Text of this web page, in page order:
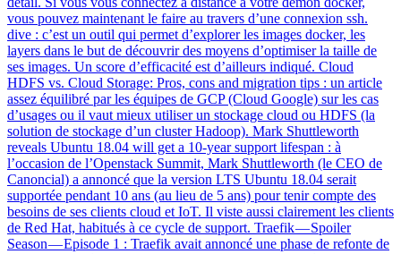
vous pouvez maintenant le faire au travers d’une connexion ssh.
dive : c’est un outil qui permet d’explorer les images docker, les
layers dans le but de découvrir des moyens d’optimiser la taille de
ses images. Un score d’efficacité est d’ailleurs indiqué. Cloud
HDFS vs. Cloud Storage: Pros, cons and migration tips : un article
assez équilibré par les équipes de GCP (Cloud Google) sur les cas
d’usages ou il vaut mieux utiliser un stockage cloud ou HDFS (la
solution de stockage d’un cluster Hadoop). Mark Shuttleworth
reveals Ubuntu 18.04 will get a 10-year support lifespan : à
l’occasion de l’Openstack Summit, Mark Shuttleworth (le CEO de
Canoncial) a annoncé que la version LTS Ubuntu 18.04 serait
supportée pendant 10 ans (au lieu de 5 ans) pour tenir compte des
besoins de ses clients cloud et IoT. Il viste aussi clairement les clients
de Red Hat, habitués à ce cycle de support. Traefik — Spoiler
Season — Episode 1 : Traefik avait annoncé une phase de refonte de